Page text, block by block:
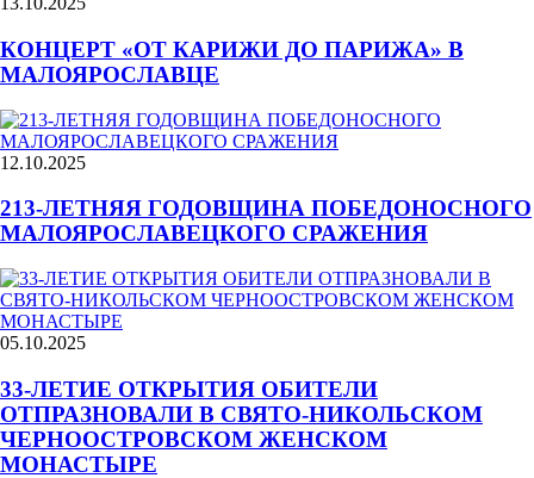
КОНЦЕРТ «ОТ КАРИЖИ ДО ПАРИЖА» В
МАЛОЯРОСЛАВЦЕ
12.10.2025
213-ЛЕТНЯЯ ГОДОВЩИНА ПОБЕДОНОСНОГО
МАЛОЯРОСЛАВЕЦКОГО СРАЖЕНИЯ
05.10.2025
33-ЛЕТИЕ ОТКРЫТИЯ ОБИТЕЛИ
ОТПРАЗНОВАЛИ В СВЯТО-НИКОЛЬСКОМ
ЧЕРНООСТРОВСКОМ ЖЕНСКОМ
МОНАСТЫРЕ